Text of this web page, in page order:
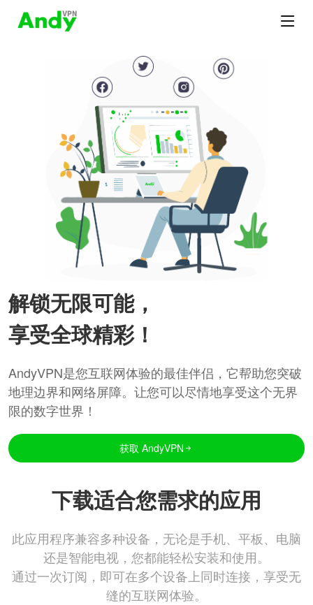
解锁无限可能，
享受全球精彩！
AndyVPN是您互联网体验的最佳伴侣，它帮助您突破
地理边界和网络屏障。让您可以尽情地享受这个无界
限的数字世界！
获取 AndyVPN
下载适合您需求的应用
此应用程序兼容多种设备，无论是手机、平板、电脑
还是智能电视，您都能轻松安装和使用。
通过一次订阅，即可在多个设备上同时连接，享受无
缝的互联网体验。